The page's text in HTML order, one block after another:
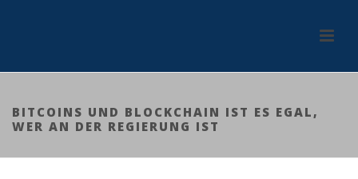
BITCOINS UND BLOCKCHAIN IST ES EGAL,
WER AN DER REGIERUNG IST